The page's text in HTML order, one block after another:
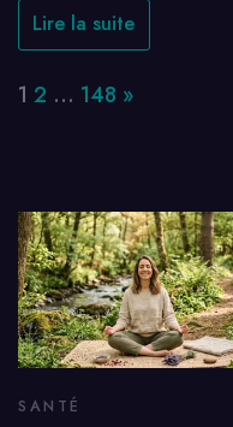
Lire la suite
Page:
1 2 … 148 Next
»
SANTÉ